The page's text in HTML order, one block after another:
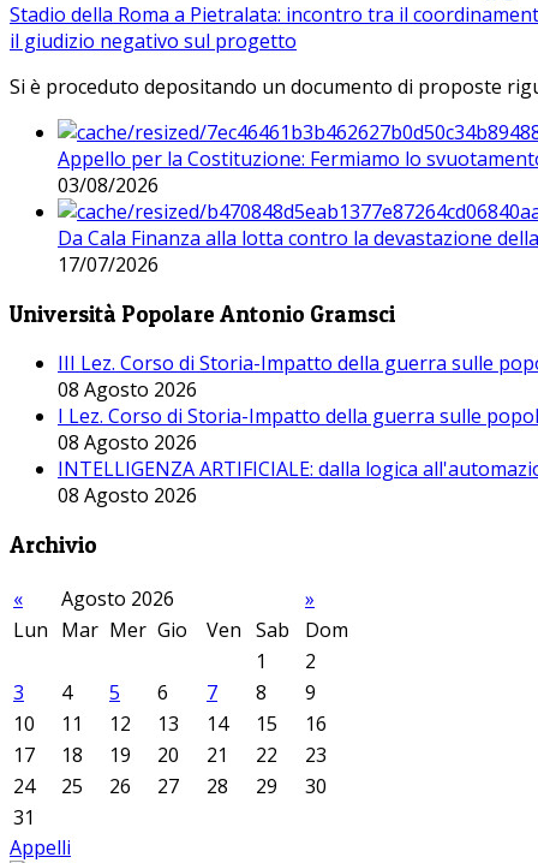
Stadio della Roma a Pietralata: incontro tra il
il giudizio negativo sul progetto
Si è proceduto depositando un documento di proposte
Appello per la Costituzione: Fermiamo lo
03/08/2026
Da Cala Finanza alla lotta contro la devastazione
17/07/2026
Università Popolare Antonio Gramsci
III Lez. Corso di Storia-Impatto della guerra sulle
08 Agosto 2026
I Lez. Corso di Storia-Impatto della guerra sulle
08 Agosto 2026
INTELLIGENZA ARTIFICIALE: dalla logica
08 Agosto 2026
Archivio
« Agosto 2026
»
Lun Mar Mer Gio Ven Sab
Dom
1
2
3
4 5 6 7 8
9
10
11 12 13 14 15
16
17
18 19 20 21 22
23
24
25 26 27 28 29
30
31
Appelli